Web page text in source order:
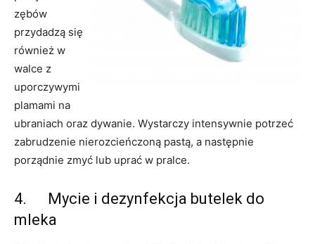
zębów
przydadzą się
również w
walce z
uporczywymi
plamami na
ubraniach oraz dywanie. Wystarczy intensywnie potrzeć
zabrudzenie nierozcieńczoną pastą, a następnie
porządnie zmyć lub uprać w pralce.
4. Mycie i dezynfekcja butelek do
mleka